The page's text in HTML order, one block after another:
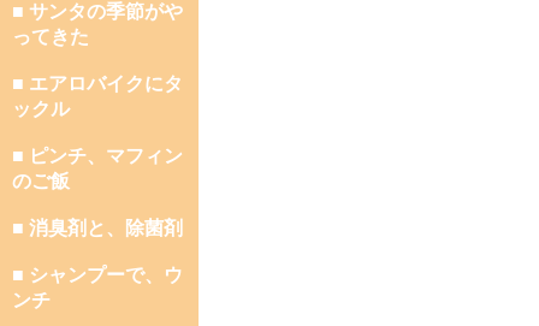
■ サンタの季節がや
ってきた
■ エアロバイクにタ
ックル
■ ピンチ、マフィン
のご飯
■ 消臭剤と、除菌剤
■ シャンプーで、ウ
ンチ